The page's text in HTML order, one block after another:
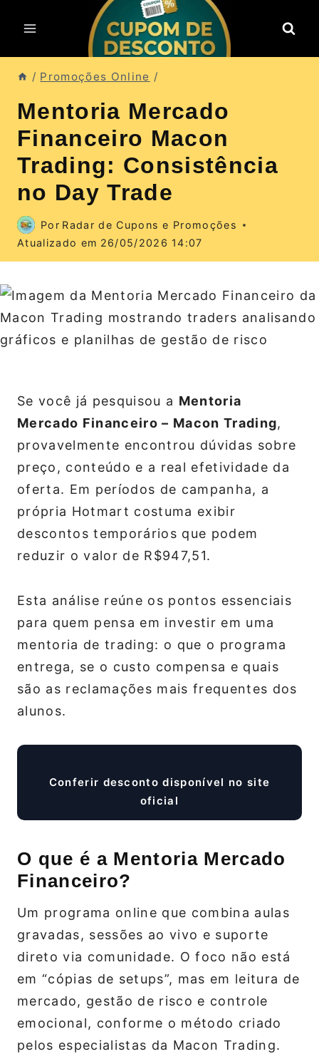
para
o
Conteúdo
/ Promoções Online /
Mentoria Mercado
Financeiro Macon
Trading: Consistência
no Day Trade
Por Radar de Cupons e Promoções
Atualizado em 26/05/2026 14:07
Se você já pesquisou a Mentoria
Mercado Financeiro – Macon Trading,
provavelmente encontrou dúvidas sobre
preço, conteúdo e a real efetividade da
oferta. Em períodos de campanha, a
própria Hotmart costuma exibir
descontos temporários que podem
reduzir o valor de R$947,51.
Esta análise reúne os pontos essenciais
para quem pensa em investir em uma
mentoria de trading: o que o programa
entrega, se o custo compensa e quais
são as reclamações mais frequentes dos
alunos.
Conferir desconto disponível no site
oficial
O que é a Mentoria Mercado
Financeiro?
Um programa online que combina aulas
gravadas, sessões ao vivo e suporte
direto via comunidade. O foco não está
em “cópias de setups”, mas em leitura de
mercado, gestão de risco e controle
emocional, conforme o método criado
pelos especialistas da Macon Trading.